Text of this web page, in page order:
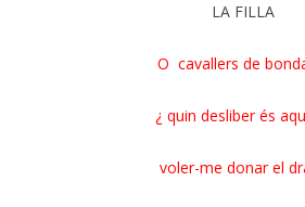
LA FILLA
O cavallers de
¿ quin desliber és
voler-me donar el